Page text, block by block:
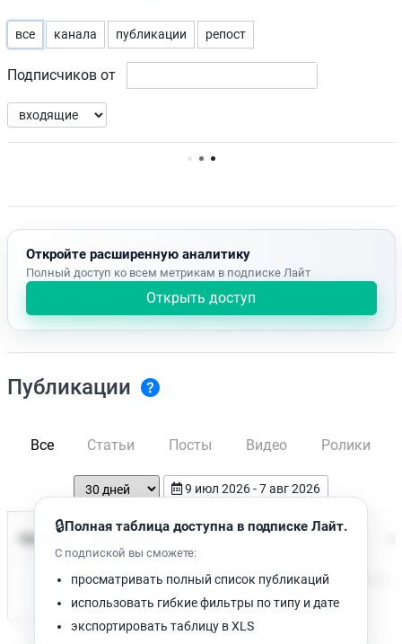
все канала публикации репост
Подписчиков от
Нет доступных упоминаний.
Откройте расширенную аналитику
Полный доступ ко всем метрикам в подписке Лайт
Открыть доступ
Публикации
Все Статьи Посты Видео Ролики
9 июл 2026 - 7 авг 2026
Время чтения
Нет доступных публикаций. Попробуйте изменить фильтр.
🔒Полная таблица доступна в подписке Лайт.
С подпиской вы сможете:
просматривать полный список публикаций
использовать гибкие фильтры по типу и дате
экспортировать таблицу в XLS